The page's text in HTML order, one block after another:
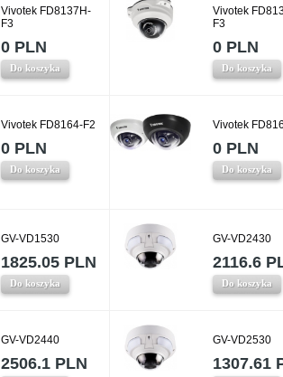
Vivotek FD8137H-
F3
0 PLN
Do koszyka
Vivotek
F3
0 PLN
Do koszyka
Vivotek FD8164-F2
0 PLN
Do koszyka
Vivotek
0 PLN
Do koszyka
GV-VD1530
1825.05 PLN
Do koszyka
GV-VD2430
2116.6
Do koszyka
GV-VD2440
2506.1 PLN
GV-VD2530
1307.61